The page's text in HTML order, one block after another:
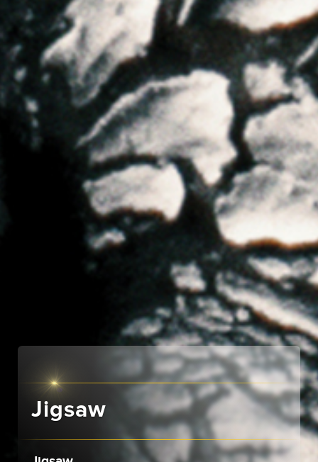
Jigsaw